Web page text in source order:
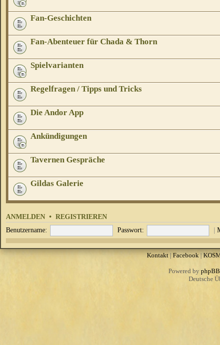
Fan-Geschichten
Fan-Abenteuer für Chada & Thorn
Spielvarianten
Regelfragen / Tipps und Tricks
Die Andor App
Ankündigungen
Tavernen Gespräche
Gildas Galerie
ANMELDEN • REGISTRIEREN
Benutzername: Passwort: |
Kontakt| Facebook|
Powered by phpBB
Deutsche